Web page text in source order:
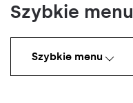
Szybkie menu
Szybkie menu